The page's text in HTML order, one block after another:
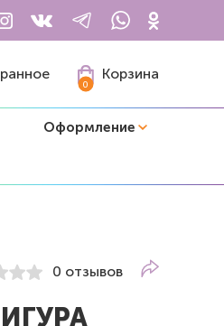
0
Корзина
Оформление
0 отзывов